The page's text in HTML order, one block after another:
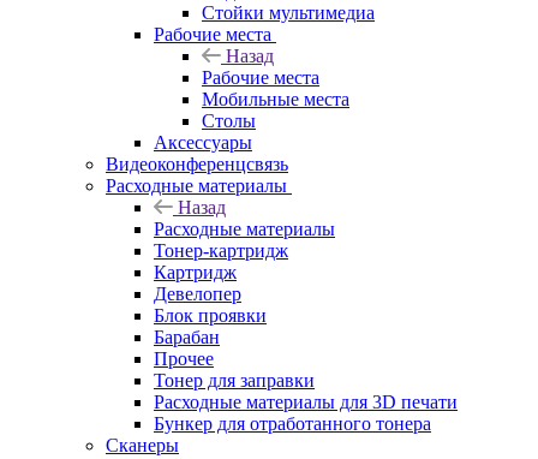
Стойки мультимедиа
Рабочие места
Назад
Рабочие места
Мобильные места
Столы
Аксессуары
Видеоконференцсвязь
Расходные материалы
Назад
Расходные материалы
Тонер-картридж
Картридж
Девелопер
Блок проявки
Барабан
Прочее
Тонер для заправки
Расходные материалы для 3D печати
Бункер для отработанного тонера
Сканеры